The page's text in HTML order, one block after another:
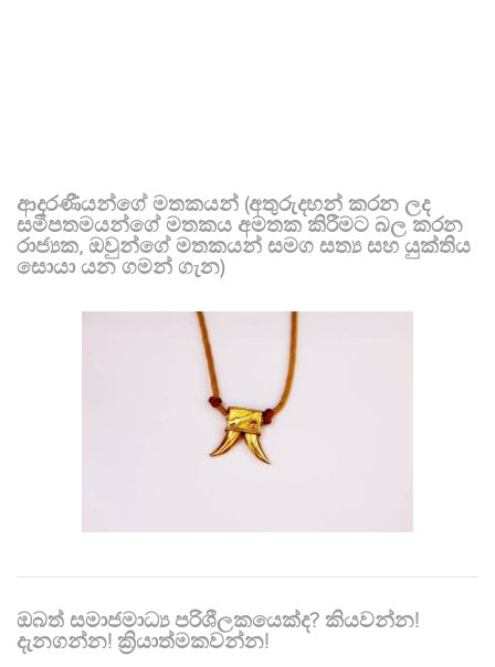
ආදරණීයන්ගේ මතකයන් (අතුරුදහන් කරන ලද
සමීපතමයන්ගේ මතකය අමතක කිරීමට බල කරන
රාජ්‍යක, ඔවුන්ගේ මතකයන් සමග සත්‍ය සහ යුක්තිය
සොයා යන ගමන් ගැන)
ඔබත් සමාජමාධ්‍ය පරිශීලකයෙක්ද? කියවන්න!
දැනගන්න! ක්‍රියාත්මකවන්න!